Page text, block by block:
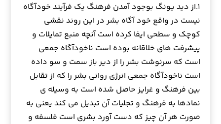
۱.از دید یونگ بوجود آمدن فرهنگ یک فرآیند خودآگاه
نیست در واقع خود آگاه بشر در این روند نقشی
کوچک و سطحی ایفا کرده است آنچه منبع تمایلات و
پیشرفت های خلاقانه بوده است ناخودآگاه جمعی
است که سرنوشت بشر را از دیر باز سمت و سو داده
است ناخودآگاه جمعی انرژی روانی بشر را که از تقابل
بین فرهنگ و غرایز حاصل شده است به وسیله ی
نمادها به فرهنگ و تجلیات آن تبدیل می کند یعنی به
صورت هر آن چیز که دست آورد بشری است فلسفه و